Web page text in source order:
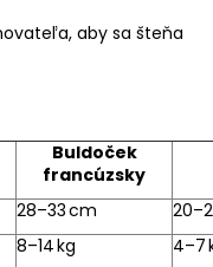
aby sa šteňa
Buldoček
francúzsky
28–33 cm
8–14 kg
4–7